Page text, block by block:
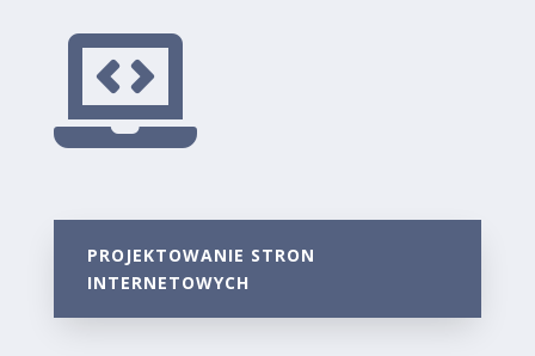

PROJEKTOWANIE STRON
INTERNETOWYCH